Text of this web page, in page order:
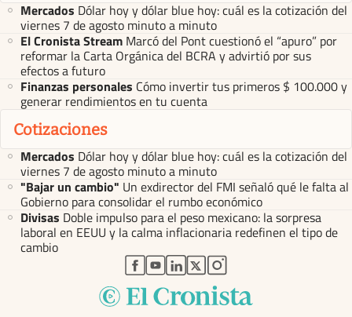
Mercados Dólar hoy y dólar blue hoy: cuál es la cotización del
viernes 7 de agosto minuto a minuto
El Cronista Stream Marcó del Pont cuestionó el “apuro” por
reformar la Carta Orgánica del BCRA y advirtió por sus
efectos a futuro
Finanzas personales Cómo invertir tus primeros $ 100.000 y
generar rendimientos en tu cuenta
Cotizaciones
Mercados Dólar hoy y dólar blue hoy: cuál es la cotización del
viernes 7 de agosto minuto a minuto
"Bajar un cambio" Un exdirector del FMI señaló qué le falta al
Gobierno para consolidar el rumbo económico
Divisas Doble impulso para el peso mexicano: la sorpresa
laboral en EEUU y la calma inflacionaria redefinen el tipo de
cambio
abre en nueva pestaña
abre en nueva pestaña
abre en nueva pestaña
abre en nueva pestaña
abre en nueva pestaña